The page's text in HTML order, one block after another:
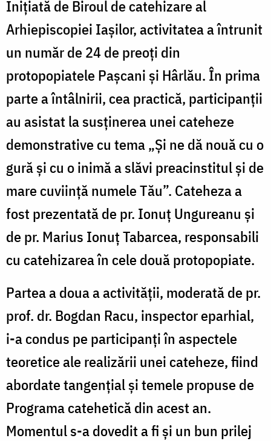
Iniţiată de Biroul de catehizare al
Arhiepiscopiei Iaşilor, activitatea a întrunit
un număr de 24 de preoţi din
protopopiatele Paşcani şi Hârlău. În prima
parte a întâlnirii, cea practică, participanţii
au asistat la susţinerea unei cateheze
demonstrative cu tema „Şi ne dă nouă cu o
gură şi cu o inimă a slăvi preacinstitul şi de
mare cuviinţă numele Tău”. Cateheza a
fost prezentată de pr. Ionuţ Ungureanu şi
de pr. Marius Ionuţ Tabarcea, responsabili
cu catehizarea în cele două protopopiate.
Partea a doua a activităţii, moderată de pr.
prof. dr. Bogdan Racu, inspector eparhial,
i-a condus pe participanţi în aspectele
teoretice ale realizării unei cateheze, fiind
abordate tangenţial şi temele propuse de
Programa catehetică din acest an.
Momentul s-a dovedit a fi şi un bun prilej